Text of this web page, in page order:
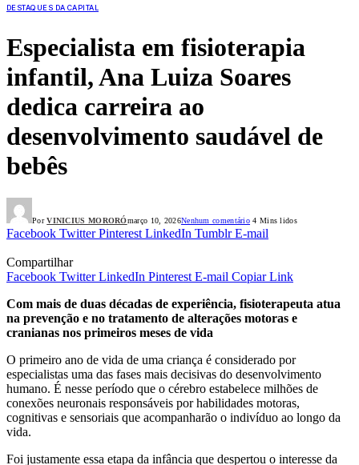
DESTAQUES DA CAPITAL
Especialista em fisioterapia
infantil, Ana Luiza Soares
dedica carreira ao
desenvolvimento saudável de
bebês
Por VINICIUS MORORÓmarço 10, 2026Nenhum comentário 4 Mins lidos
Facebook Twitter Pinterest LinkedIn Tumblr E-mail
Compartilhar
Facebook Twitter LinkedIn Pinterest E-mail Copiar Link
Com mais de duas décadas de experiência, fisioterapeuta atua
na prevenção e no tratamento de alterações motoras e
cranianas nos primeiros meses de vida
O primeiro ano de vida de uma criança é considerado por
especialistas uma das fases mais decisivas do desenvolvimento
humano. É nesse período que o cérebro estabelece milhões de
conexões neuronais responsáveis por habilidades motoras,
cognitivas e sensoriais que acompanharão o indivíduo ao longo da
vida.
Foi justamente essa etapa da infância que despertou o interesse da